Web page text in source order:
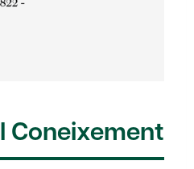
Coneixement